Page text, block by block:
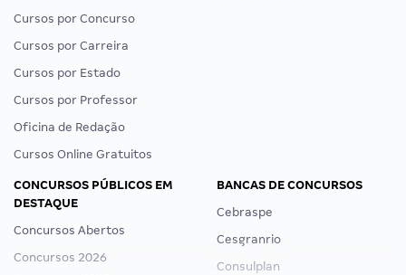
Cursos por Concurso
Cursos por Carreira
Cursos por Estado
Cursos por Professor
Oficina de Redação
Cursos Online Gratuitos
CONCURSOS PÚBLICOS EM
DESTAQUE
Concursos Abertos
Concursos 2026
BANCAS DE CONCURSOS
Cebraspe
Cesgranrio
Consulplan